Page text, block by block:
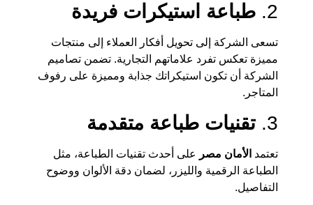
2. طباعة استيكرات فريدة
تسعى الشركة إلى تحويل أفكار العملاء إلى منتجات
مميزة تعكس تفرد علاماتهم التجارية. تضمن تصاميم
الشركة أن تكون استيكراتك جذابة ومميزة على رفوف
المتاجر.
3. تقنيات طباعة متقدمة
تعتمد الأمان مصر
على أحدث تقنيات الطباعة، مثل
الطباعة الرقمية والليزر، لضمان دقة الألوان ووضوح
التفاصيل.